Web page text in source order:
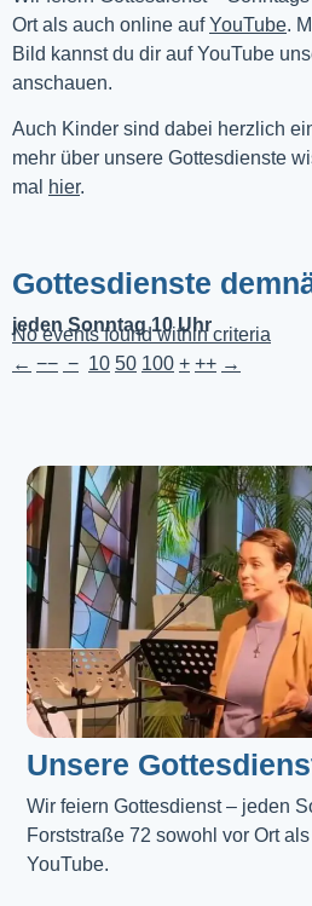
Ort als auch online auf YouTube.
Bild kannst du dir auf YouTube
anschauen.
Auch Kinder sind dabei herzlich
mehr über unsere Gottesdienste
mal
hier.
Gottesdienste
jeden Sonntag 10 Uhr
No events found within criteria
← −− − 10 50 100 + ++ →
Unsere
Wir feiern Gottesdienst – jeden
Forststraße 72 sowohl vor Ort
YouTube.